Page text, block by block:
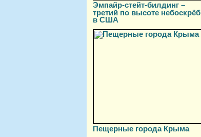
Эмпайр-стейт-билдинг –
третий по высоте небоскрёб
в США
Пещерные города Крыма